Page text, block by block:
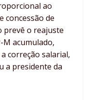
ao
concessão de
prevê o reajuste
M acumulado,
correção salarial,
a presidente da